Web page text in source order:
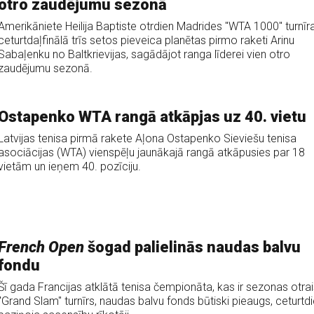
zaudējumu sezonā
Heilija Baptiste otrdien Madrides "WTA 1000"
trīs setos pieveica planētas pirmo raketi Arinu
no Baltkrievijas, sagādājot ranga līderei vien otro
sezonā.
WTA rangā atkāpjas uz 40. vietu
tenisa pirmā rakete Aļona Ostapenko Sieviešu tenisa
(WTA) vienspēļu jaunākajā rangā atkāpusies par 18
un ieņem 40. pozīciju.
Openšogad palielinās naudas balvu
gada Francijas atklātā tenisa čempionāta, kas ir sezonas
Slam" turnīrs, naudas balvu fonds būtiski pieaugs,